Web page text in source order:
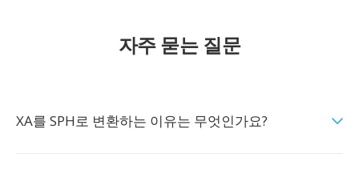
자주 묻는 질문
XA를 SPH로 변환하는 이유는 무엇인가요?